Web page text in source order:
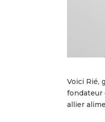
Voici Rié,
fondateur
allier